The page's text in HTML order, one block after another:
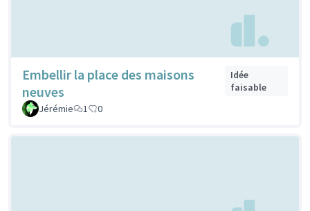
Embellir la place des maisons
neuves
Idée
faisable
Jérémie
1 0